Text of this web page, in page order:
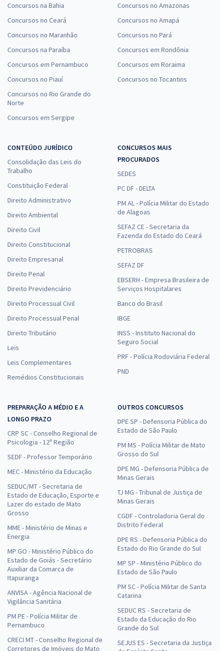
Concursos na Bahia
Concursos no Ceará
Concursos no Maranhão
Concursos na Paraíba
Concursos em Pernambuco
Concursos no Piauí
Concursos no Rio Grande do
Norte
Concursos em Sergipe
Concursos no Amazonas
Concursos no Amapá
Concursos no Pará
Concursos em Rondônia
Concursos em Roraima
Concursos no Tocantins
CONTEÚDO JURÍDICO
Consolidação das Leis do
Trabalho
Constituição Federal
Direito Administrativo
Direito Ambiental
Direito Civil
Direito Constitucional
Direito Empresarial
Direito Penal
Direito Previdenciário
Direito Processual Civil
Direito Processual Penal
Direito Tributário
Leis
Leis Complementares
Remédios Constitucionais
CONCURSOS MAIS
PROCURADOS
SEDES
PC DF - DELTA
PM AL - Polícia Militar do Estado
de Alagoas
SEFAZ CE - Secretaria da
Fazenda do Estado do Ceará
PETROBRAS
SEFAZ DF
EBSERH - Empresa Brasileira de
Serviços Hospitalares
Banco do Brasil
IBGE
INSS - Instituto Nacional do
Seguro Social
PRF - Polícia Rodoviária Federal
PND
PREPARAÇÃO A MÉDIO E A
LONGO PRAZO
CRP SC - Conselho Regional de
Psicologia - 12ª Região
SEDF - Professor Temporário
MEC - Ministério da Educação
SEDUC/MT - Secretaria de
Estado de Educação, Esporte e
Lazer do estado de Mato
Grosso
MME - Ministério de Minas e
Energia
MP GO - Ministério Público do
Estado de Goiás - Secretário
Auxiliar da Comarca de
Itapuranga
ANVISA - Agência Nacional de
Vigilância Sanitária
PM PE - Polícia Militar de
Pernambuco
CRECI MT - Conselho Regional de
Corretores de Imóveis do Mato
OUTROS CONCURSOS
DPE SP - Defensoria Pública do
Estado de São Paulo
PM MS - Polícia Militar de Mato
Grosso do Sul
DPE MG - Defensoria Pública de
Minas Gerais
TJ MG - Tribunal de Justiça de
Minas Gerais
CGDF - Controladoria Geral do
Distrito Federal
DPE RS - Defensoria Pública do
Estado do Rio Grande do Sul
MP SP - Ministério Público do
Estado de São Paulo
PM SC - Polícia Militar de Santa
Catarina
SEDUC RS - Secretaria de
Estado da Educação do Rio
Grande do Sul
SEJUS ES - Secretaria da Justiça